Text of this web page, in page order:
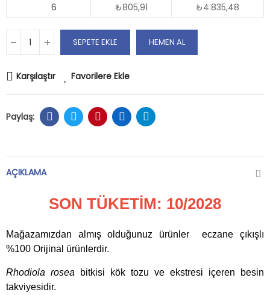
6
₺805,91 ₺4.835,48
SEPETE EKLE HEMEN AL
Karşılaştır Favorilere Ekle
AÇIKLAMA
SON TÜKETİM: 10/2028
Mağazamızdan almış olduğunuz ürünler eczane çıkışlı
%100 Orijinal ürünlerdir.
Rhodiola rosea bitkisi kök tozu ve ekstresi içeren besin
takviyesidir.